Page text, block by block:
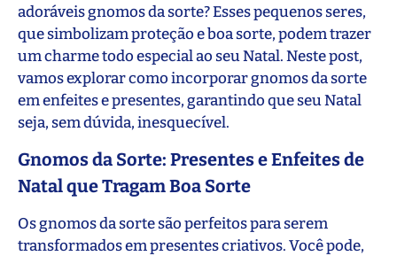
adoráveis gnomos da sorte? Esses pequenos seres,
que simbolizam proteção e boa sorte, podem trazer
um charme todo especial ao seu Natal. Neste post,
vamos explorar como incorporar gnomos da sorte
em enfeites e presentes, garantindo que seu Natal
seja, sem dúvida, inesquecível.
Gnomos da Sorte: Presentes e Enfeites de
Natal que Tragam Boa Sorte
Os gnomos da sorte são perfeitos para serem
transformados em presentes criativos. Você pode,